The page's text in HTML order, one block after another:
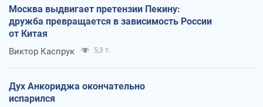
Москва выдвигает претензии Пекину:
дружба превращается в зависимость России
от Китая
Виктор Каспрук 5,3 т.
Дух Анкориджа окончательно
испарился